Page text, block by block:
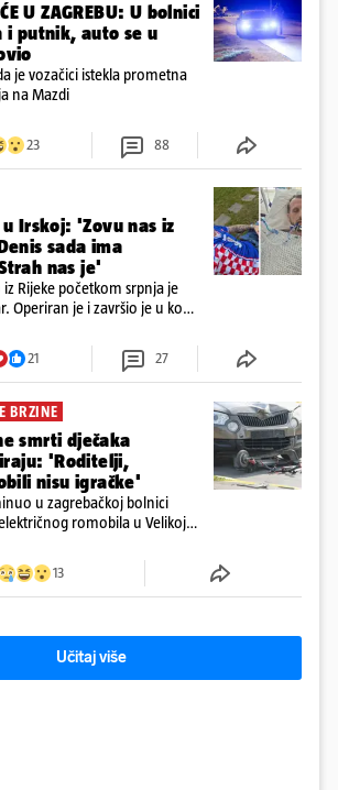
U ZAGREBU: U bolnici
i putnik, auto se u
je vozačici istekla prometna
na Mazdi
23 88
Irskoj: 'Zovu nas iz
sada ima
nas je'
Rijeke početkom srpnja je
Operiran je i završio je u komi.
vjeruju u oporavak: 'Imamo
21 27
BRZINE
smrti dječaka
'Roditelji,
nisu igračke'
u zagrebačkoj bolnici
romobila u Velikoj
13
Učitaj više